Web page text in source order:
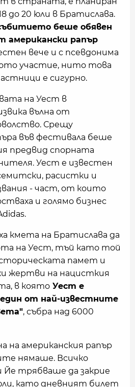
до 20 юли в Братислава.
беше обявен
американски рапър
вече и с псевдонима
участие, нито това
е сигурно.
на Уест в
вълна от
Срещу
във фестивала беше
предвид спорната
Уест е известен
расистки и
- част, от които
и голямо бизнес
кмета на Братислава да
на Уест, тъй като той
памет и
жертви на нацисткия
в която Уест е
от най-известните
, събра над 6000
на американския рапър
нямаше. Всичко
Йе трябваше да закрие
като дневният билет